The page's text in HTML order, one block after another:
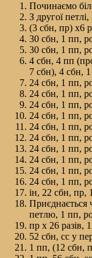
Починаємо
З другої
(3 сбн, пр) х6
30 сбн, 1 пп,
30 сбн, 1 пп,
4 сбн, 4 пп
7 сбн), 4 сбн,
24 сбн, 1 пп,
24 сбн, 1 пп,
24 сбн, 1 пп,
24 сбн, 1 пп,
24 сбн, 1 пп,
24 сбн, 1 пп,
24 сбн, 1 пп,
24 сбн, 1 пп,
24 сбн, 1 пп,
24 сбн, 1 пп,
ін, 22 сбн, пр,
петлю, 1 пп,
пр х 26 разів,
52 сбн, сс у
1 пп, (12 сбн,